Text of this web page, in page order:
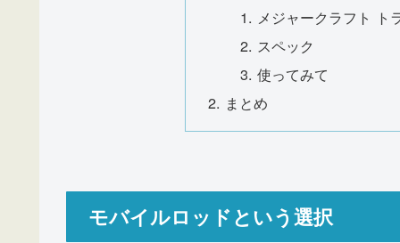
メジャークラフト ト
スペック
使ってみて
まとめ
モバイルロッドという選択